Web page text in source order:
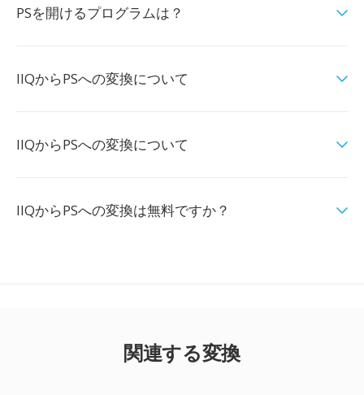
PSを開けるプログラムは？
IIQからPSへの変換について
IIQからPSへの変換について
IIQからPSへの変換は無料ですか？
関連する変換